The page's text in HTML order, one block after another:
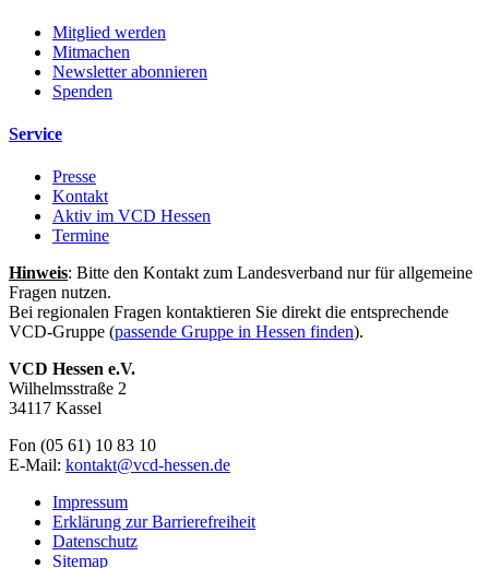
Mitglied werden
Mitmachen
Newsletter abonnieren
Spenden
Service
Presse
Kontakt
Aktiv im VCD Hessen
Termine
Hinweis: Bitte den Kontakt zum Landesverband nur für allgemeine
Fragen nutzen.
Bei regionalen Fragen kontaktieren Sie direkt die entsprechende
VCD-Gruppe (passende Gruppe in Hessen finden).
VCD Hessen e.V.
Wilhelmsstraße 2
34117 Kassel
Fon (05 61) 10 83 10
E-Mail: kontakt@vcd-hessen.de
Impressum
Erklärung zur Barrierefreiheit
Datenschutz
Sitemap